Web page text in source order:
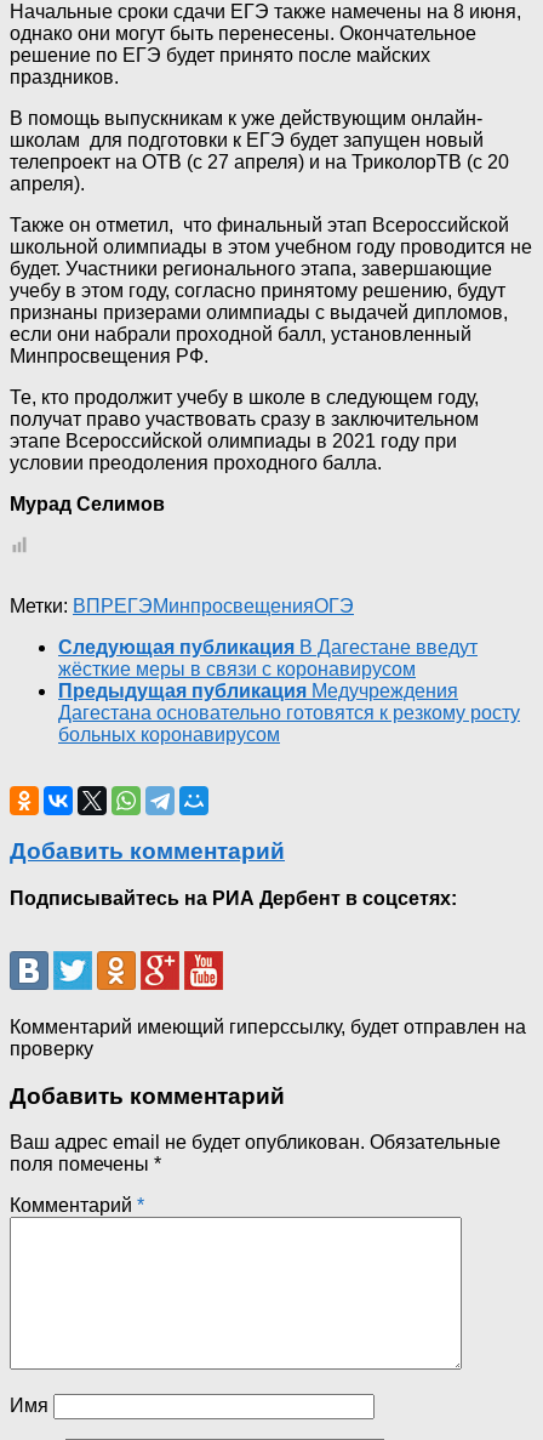
Начальные сроки сдачи ЕГЭ также намечены на 8 июня,
однако они могут быть перенесены. Окончательное
решение по ЕГЭ будет принято после майских
праздников.
В помощь выпускникам к уже действующим онлайн-
школам для подготовки к ЕГЭ будет запущен новый
телепроект на ОТВ (с 27 апреля) и на ТриколорТВ (с 20
апреля).
Также он отметил, что финальный этап Всероссийской
школьной олимпиады в этом учебном году проводится не
будет. Участники регионального этапа, завершающие
учебу в этом году, согласно принятому решению, будут
признаны призерами олимпиады с выдачей дипломов,
если они набрали проходной балл, установленный
Минпросвещения РФ.
Те, кто продолжит учебу в школе в следующем году,
получат право участвовать сразу в заключительном
этапе Всероссийской олимпиады в 2021 году при
условии преодоления проходного балла.
Мурад Селимов
Метки: ВПРЕГЭМинпросвещенияОГЭ
Следующая публикация В Дагестане введут
жёсткие меры в связи с коронавирусом
Предыдущая публикация Медучреждения
Дагестана основательно готовятся к резкому росту
больных коронавирусом
Добавить комментарий
Подписывайтесь на РИА Дербент в соцсетях:
Комментарий имеющий гиперссылку, будет отправлен на
проверку
Добавить комментарий
Ваш адрес email не будет опубликован. Обязательные
поля помечены *
Комментарий *
Имя